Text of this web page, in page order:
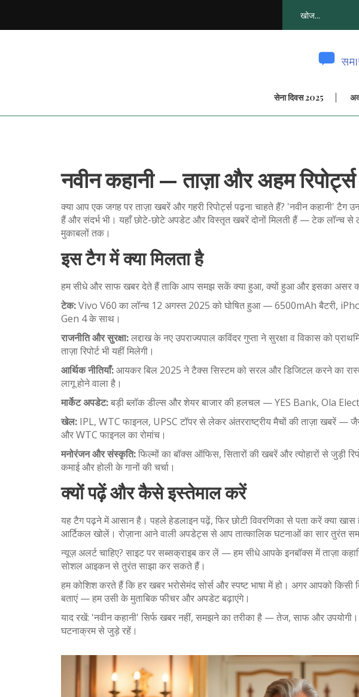
सेना दिवस 2025
नवीन कहानी — ताज़ा और अहम रिपोर्ट्स
क्या आप एक जगह पर ताज़ा खबरें और गहरी रिपोर्ट्स पढ़ना चाहते हैं? 'नवीन कहानी' टैग
हैं और संदर्भ भी। यहाँ छोटे-छोटे अपडेट और विस्तृत खबरें दोनों मिलती हैं — टेक लॉन्च से
मुकाबलों तक।
इस टैग में क्या मिलता है
हम सीधे और साफ खबर देते हैं ताकि आप समझ सकें क्या हुआ, क्यों हुआ और इसका असर
टेक:Vivo V60 का लॉन्च 12 अगस्त 2025 को घोषित हुआ — 6500mAh बैटरी,
Gen 4 के साथ।
राजनीति और सुरक्षा:लद्दाख के नए उपराज्यपाल कविंदर गुप्ता ने सुरक्षा व विकास को
ताज़ा रिपोर्ट भी यहीं मिलेगी।
आर्थिक नीतियाँ:आयकर बिल 2025 ने टैक्स सिस्टम को सरल और डिजिटल करने का
लागू होने वाला है।
मार्केट अपडेट:बड़ी ब्लॉक डील्स और शेयर बाजार की हलचल — YES Bank, Ola
खेल: IPL, WTC फाइनल, UPSC टॉपर से लेकर अंतरराष्ट्रीय मैचों की ताज़ा खबरें —
और WTC फाइनल का रोमांच।
मनोरंजन और संस्कृति:फिल्मों का बॉक्स ऑफिस, सितारों की खबरें और त्योहारों से जुड़ी
कमाई और होली के गानों की चर्चा।
क्यों पढ़ें और कैसे इस्तेमाल करें
यह टैग पढ़ने में आसान है। पहले हेडलाइन पढ़ें, फिर छोटी विवरणिका से पता करें क्या खास
आर्टिकल खोलें। रोज़ाना आने वाली अपडेट्स से आप तात्कालिक घटनाओं का सार तुरंत
न्यूज़ अलर्ट चाहिए? साइट पर सब्सक्राइब कर लें — हम सीधे आपके इनबॉक्स में ताज़ा
सोशल आइकन से तुरंत साझा कर सकते हैं।
हम कोशिश करते हैं कि हर खबर भरोसेमंद सोर्स और स्पष्ट भाषा में हो। अगर आपको किसी
बताएं — हम उसी के मुताबिक फीचर और अपडेट बढ़ाएंगे।
याद रखें: 'नवीन कहानी' सिर्फ खबर नहीं, समझने का तरीका है — तेज, साफ और
घटनाक्रम से जुड़े रहें।